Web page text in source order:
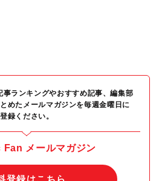
ランキングやおすすめ記事、編集部
めたメールマガジンを毎週金曜日に
録ください。
Fan メールマガジン
登録はこちら